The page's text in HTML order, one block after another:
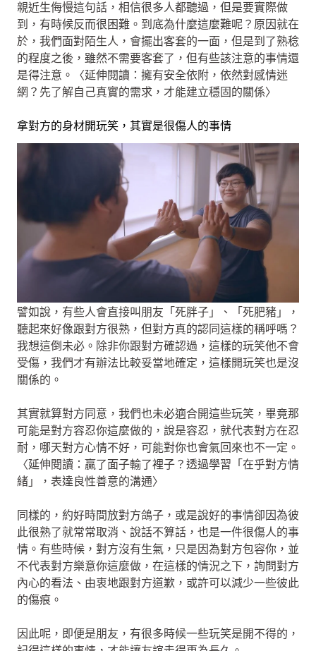
親近生侮慢這句話，相信很多人都聽過，但是要實際做
到，有時候反而很困難。到底為什麼這麼難呢？原因就在
於，我們面對陌生人，會擺出客套的一面，但是到了熟稔
的程度之後，雖然不需要客套了，但有些該注意的事情還
是得注意。〈延伸閱讀：擁有安全依附，依然對感情迷
網？先了解自己真實的需求，才能建立穩固的關係〉
拿對方的身材開玩笑，其實是很傷人的事情
譬如說，有些人會直接叫朋友「死胖子」、「死肥豬」，
聽起來好像跟對方很熟，但對方真的認同這樣的稱呼嗎？
我想這倒未必。除非你跟對方確認過，這樣的玩笑他不會
受傷，我們才有辦法比較妥當地確定，這樣開玩笑也是沒
關係的。
其實就算對方同意，我們也未必適合開這些玩笑，畢竟那
可能是對方容忍你這麼做的，說是容忍，就代表對方在忍
耐，哪天對方心情不好，可能對你也會氣回來也不一定。
〈延伸閱讀：贏了面子輸了裡子？透過學習「在乎對方情
緒」，表達良性善意的溝通〉
同樣的，約好時間放對方鴿子，或是說好的事情卻因為彼
此很熟了就常常取消、說話不算話，也是一件很傷人的事
情。有些時候，對方沒有生氣，只是因為對方包容你，並
不代表對方樂意你這麼做，在這樣的情況之下，詢問對方
內心的看法、由衷地跟對方道歉，或許可以減少一些彼此
的傷痕。
因此呢，即便是朋友，有很多時候一些玩笑是開不得的，